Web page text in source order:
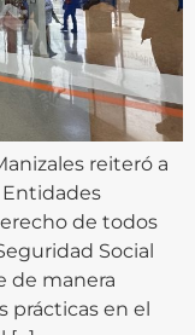
reiteró a
Entidades
de todos
Social
de manera
prácticas en el